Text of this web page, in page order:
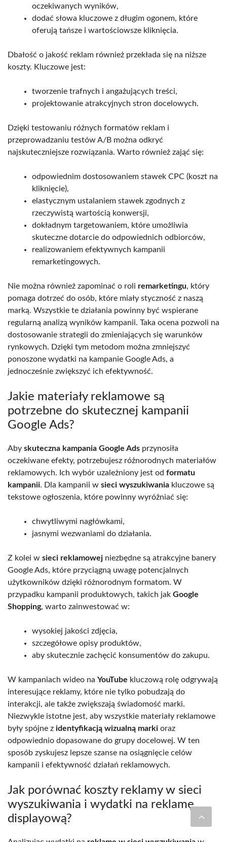
oczekiwanych wyników,
dodać słowa kluczowe z długim ogonem, które
oferują tańsze i wartościowsze kliknięcia.
Dbałość o jakość reklam również przekłada się na niższe
koszty. Kluczowe jest:
tworzenie trafnych i angażujących treści,
projektowanie atrakcyjnych stron docelowych.
Dzięki testowaniu różnych formatów reklam i
przeprowadzaniu testów A/B można odkryć
najskuteczniejsze rozwiązania. Warto również zająć się:
odpowiednim dostosowaniem stawek CPC (koszt na
kliknięcie),
elastycznym ustalaniem stawek zgodnych z
rzeczywistą wartością konwersji,
dokładnym targetowaniem, które umożliwia
skuteczne dotarcie do odpowiednich odbiorców,
realizowaniem efektywnych kampanii
remarketingowych.
Nie można również zapominać o roli remarketingu, który
pomaga dotrzeć do osób, które miały styczność z naszą
marką. Wszystkie te działania powinny być wspierane
regularną analizą wyników kampanii. Taka ocena pozwoli na
dostosowanie strategii do zmieniających się warunków
rynkowych. Dzięki tym metodom można zmniejszyć
ponoszone wydatki na kampanie Google Ads, a
jednocześnie zwiększyć ich efektywność.
Jakie materiały reklamowe są
potrzebne do skutecznej kampanii
Google Ads?
Aby skuteczna kampania Google Ads przynosiła
oczekiwane efekty, potrzebujesz różnorodnych materiałów
reklamowych. Ich wybór uzależniony jest od formatu
kampanii. Dla kampanii w sieci wyszukiwania kluczowe są
tekstowe ogłoszenia, które powinny wyróżniać się:
chwytliwymi nagłówkami,
jasnymi wezwaniami do działania.
Z kolei w sieci reklamowej niezbędne są atrakcyjne banery
Google Ads, które przyciągną uwagę potencjalnych
użytkowników dzięki różnorodnym formatom. W
przypadku kampanii produktowych, takich jak Google
Shopping, warto zainwestować w:
wysokiej jakości zdjęcia,
szczegółowe opisy produktów,
aby skutecznie zachęcić konsumentów do zakupu.
W kampaniach wideo na YouTube kluczową rolę odgrywają
interesujące reklamy, które nie tylko pobudzają do
interakcji, ale także zwiększają świadomość marki.
Niezwykle istotne jest, aby wszystkie materiały reklamowe
były spójne z identyfikacją wizualną marki oraz
odpowiednio dopasowane do grupy docelowej. W ten
sposób zyskujesz lepsze szanse na osiągnięcie celów
kampanii i efektywność działań reklamowych.
Jak porównać koszty reklamy w sieci
wyszukiwania i wydatki na reklamę
displayową?